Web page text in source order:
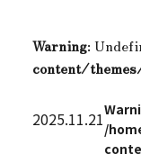
Warning:
content/
2025.11.21/